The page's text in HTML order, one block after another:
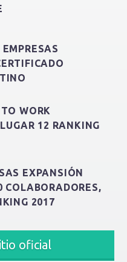
WORK
12 RANKING
EXPANSIÓN
COLABORADORES,
2017
oficial